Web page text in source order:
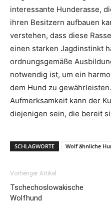
interessante Hunderasse,
ihren Besitzern aufbauen
verstehen, dass diese
einen starken Jagdinstinkt
ordnungsgemäße
notwendig ist, um ein
dem Hund zu
Aufmerksamkeit kann der
diejenigen sein, die bereit
SCHLAGWORTE Wolf ähnliche
Vorheriger Artikel
Tschechoslowakische
Wolfhund